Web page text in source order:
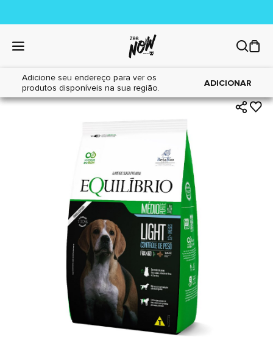
Adicione seu endereço para ver os
produtos disponíveis na sua região.
ADICIONAR
Home|Cães|Alimentos